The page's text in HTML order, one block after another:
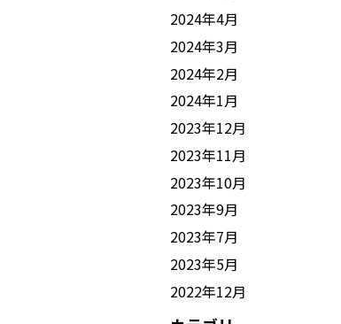
2024年4月
2024年3月
2024年2月
2024年1月
2023年12月
2023年11月
2023年10月
2023年9月
2023年7月
2023年5月
2022年12月